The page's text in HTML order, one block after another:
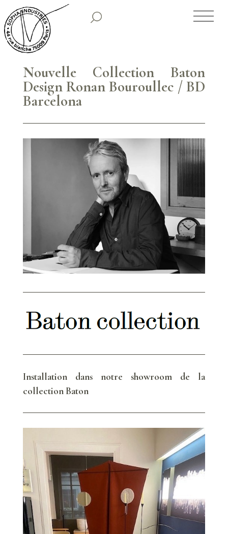
SOPHA INDUSTRIES
NOS COLLECTIONS PREMIUM
SHOWROOM
HISTORIQUE
PARUTIONS
Nouvelle Collection Baton
Design Ronan Bouroullec / BD
Barcelona
Installation dans notre showroom de la
collection Baton